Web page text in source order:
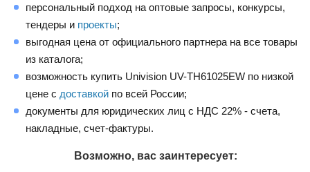
персональный подход на оптовые запросы, конкурсы,
тендеры и проекты;
выгодная цена от официального партнера на все товары
из каталога;
возможность купить Univision UV-TH61025EW по низкой
цене с доставкой по всей России;
документы для юридических лиц с НДС 22% - счета,
накладные, счет-фактуры.
Возможно, вас заинтересует: